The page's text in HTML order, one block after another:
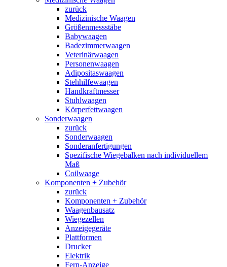
zurück
Medizinische Waagen
Größenmessstäbe
Babywaagen
Badezimmerwaagen
Veterinärwaagen
Personenwaagen
Adipositaswaagen
Stehhilfewaagen
Handkraftmesser
Stuhlwaagen
Körperfettwaagen
Sonderwaagen
zurück
Sonderwaagen
Sonderanfertigungen
Spezifische Wiegebalken nach individuellem
Maß
Coilwaage
Komponenten + Zubehör
zurück
Komponenten + Zubehör
Waagenbausatz
Wiegezellen
Anzeigegeräte
Plattformen
Drucker
Elektrik
Fern-Anzeige